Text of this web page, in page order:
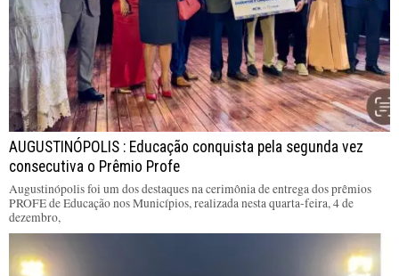
AUGUSTINÓPOLIS : Educação conquista pela segunda vez
consecutiva o Prêmio Profe
Augustinópolis foi um dos destaques na cerimônia de entrega dos prêmios
PROFE de Educação nos Municípios, realizada nesta quarta-feira, 4 de
dezembro,